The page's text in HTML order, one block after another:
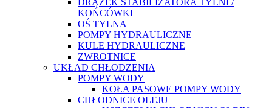
DRĄŻEK STABILIZATORA TYLNI /
KOŃCÓWKI
OŚ TYLNA
POMPY HYDRAULICZNE
KULE HYDRAULICZNE
ZWROTNICE
UKŁAD CHŁODZENIA
POMPY WODY
KOŁA PASOWE POMPY WODY
CHŁODNICE OLEJU